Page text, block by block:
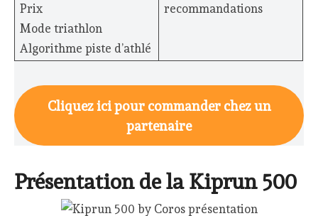
Prix
Mode triathlon
Algorithme piste d’athlé
recommandations
Cliquez ici pour commander chez un
partenaire
Présentation de la Kiprun 500